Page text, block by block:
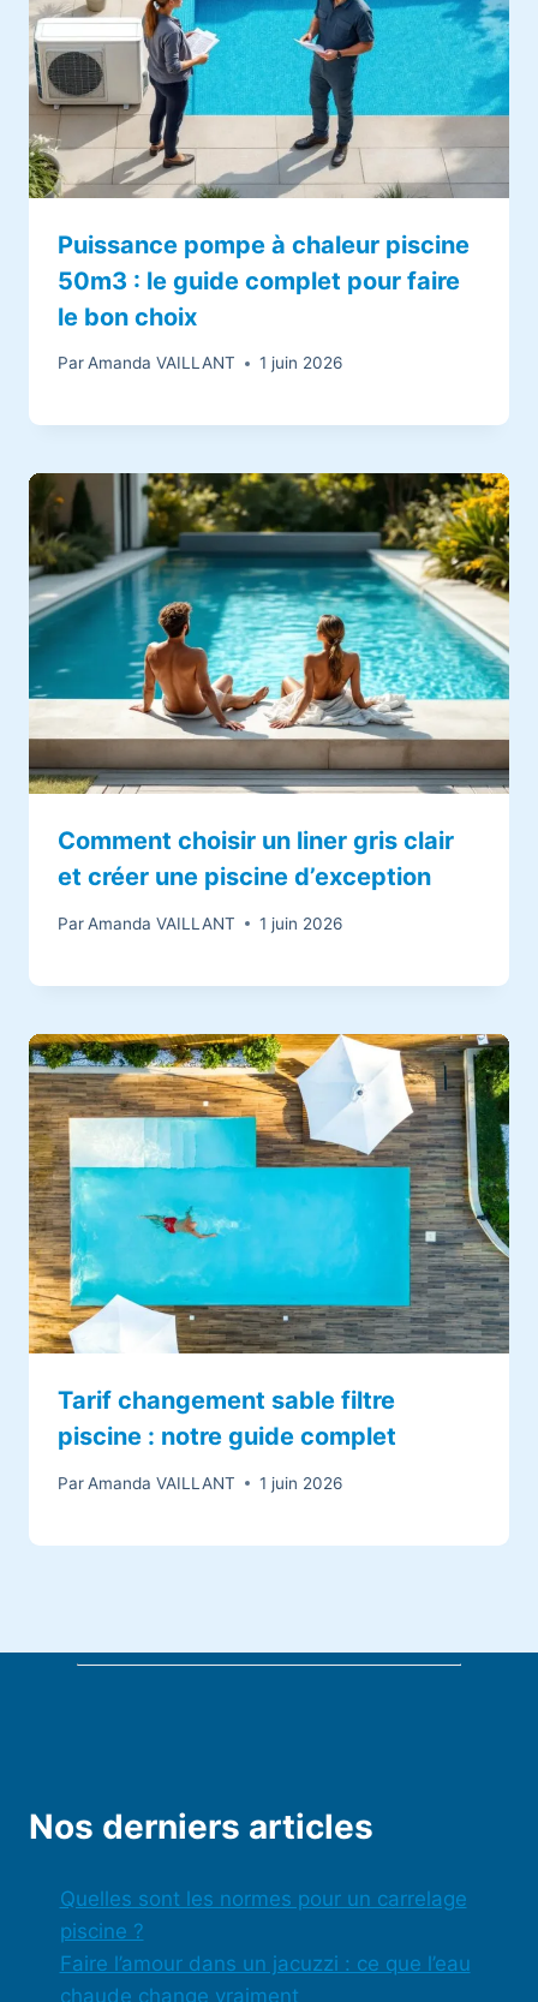
Puissance pompe à chaleur piscine
50m3 : le guide complet pour faire
le bon choix
ParAmanda VAILLANT 1 juin 2026
Comment choisir un liner gris clair
et créer une piscine d’exception
Par Amanda VAILLANT 1 juin 2026
Tarif changement sable filtre
piscine : notre guide complet
Par Amanda VAILLANT 1 juin 2026
Nos derniers articles
Quelles sont les normes pour un carrelage
piscine ?
Faire l’amour dans un jacuzzi : ce que l’eau
chaude change vraiment